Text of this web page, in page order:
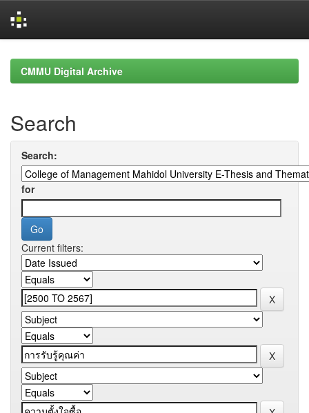
navigationCMMU Digital Archive
Search
Search:
for
Current filters: